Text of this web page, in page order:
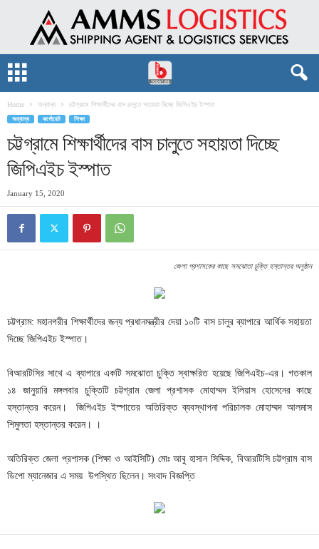
Home অন্যান্য চট্টগ্রামে শিক্ষার্থীদের বাস চালুতে সহায়তা দিচ্ছে জিপিএইচ ইস্পাত
অন্যান্য কর্পোরেট শিক্ষা
চট্টগ্রামে শিক্ষার্থীদের বাস চালুতে সহায়তা দিচ্ছে
জিপিএইচ ইস্পাত
January 15, 2020
জেলা প্রশাসকের কাছে সমঝোতা চুক্তি হস্তান্তর অনুষ্ঠান
চট্টগ্রাম: মহানগরীর শিক্ষার্থীদের জন্য প্রধানমন্ত্রীর দেয়া ১০টি বাস চালুর ব্যাপারে আর্থিক সহায়তা
দিচ্ছে জিপিএইচ ইস্পাত।
বিআরটিসির সাথে এ ব্যাপারে একটি সমঝোতা চুক্তি স্বাক্ষরিত হয়েছে জিপিএইচ-এর। গতকাল
১৪ জানুয়ারি মঙ্গলবার চুক্তিটি চট্টগ্রাম জেলা প্রশাসক মোহাম্মদ ইলিয়াস হোসেনের কাছে
হস্তান্তর করেন। জিপিএইচ ইস্পাতের অতিরিক্ত ব্যবস্থাপনা পরিচালক মোহাম্মদ আলমাস
শিমুলতা হস্তান্তর করেন। ।
অতিরিক্ত জেলা প্রশাসক (শিক্ষা ও আইসিটি) মোঃ আবু হাসান সিদ্দিক, বিআরটিসি চট্টগ্রাম বাস
ডিপো ম্যানেজার এ সময় উপস্থিত ছিলেন। সংবাদ বিজ্ঞপ্তি